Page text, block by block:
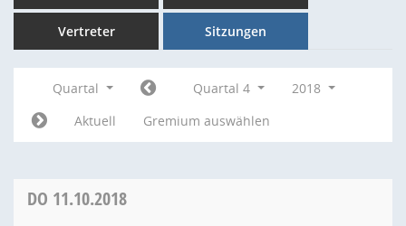
Vertreter Sitzungen
Quartal Quartal 4
2018
Aktuell
Gremium auswählen
DO 11.10.2018